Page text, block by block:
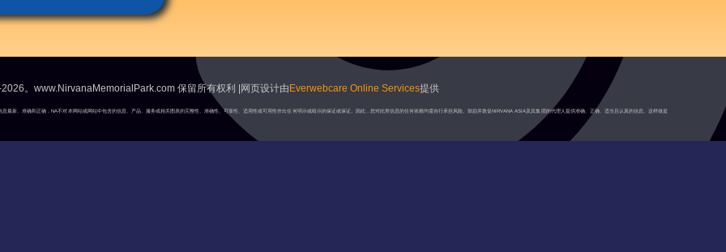
。www.NirvanaMemorialPark.com 保留所有权利 |网页设计由 Everwebcare Online Services提供
最新、准确和正确，NA不对本网站或网站中包含的信息、产品、服务或相关图表的完整性、准确性、可靠性、适用性或可用性作出任何明示或暗示的保证或保证。因此，您对此类信息的任何依赖均需自行承担风险。鼓励并敦促NIRVANA ASIA及其集团的代理人提供准确、正确、适当且认真的信息。这样做是